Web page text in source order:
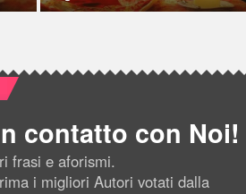
contatto con Noi!
frasi e aforismi.
i migliori Autori votati dalla